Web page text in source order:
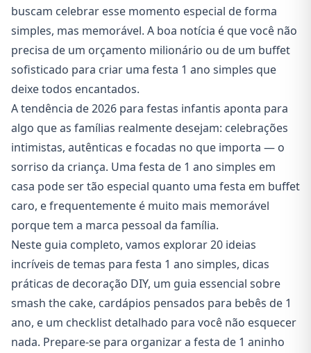
buscam celebrar esse momento especial de forma
simples, mas memorável. A boa notícia é que você não
precisa de um orçamento milionário ou de um buffet
sofisticado para criar uma festa 1 ano simples que
deixe todos encantados.
A tendência de 2026 para festas infantis aponta para
algo que as famílias realmente desejam: celebrações
intimistas, autênticas e focadas no que importa — o
sorriso da criança. Uma festa de 1 ano simples em
casa pode ser tão especial quanto uma festa em buffet
caro, e frequentemente é muito mais memorável
porque tem a marca pessoal da família.
Neste guia completo, vamos explorar 20 ideias
incríveis de temas para festa 1 ano simples, dicas
práticas de decoração DIY, um guia essencial sobre
smash the cake, cardápios pensados para bebês de 1
ano, e um checklist detalhado para você não esquecer
nada. Prepare-se para organizar a festa de 1 aninho